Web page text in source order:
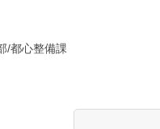
/都心整備課